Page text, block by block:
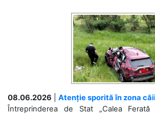
08.06.2026
Atenție sporită în zona
Întreprinderea de Stat „Calea Ferată